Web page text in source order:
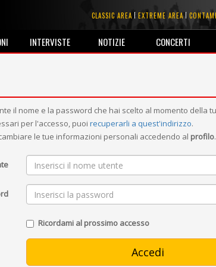
CLASSIC AREA EXTREME AREA
INTERVISTE NOTIZIE CONCERTI
il nome e la password che hai scelto al momento della
per l'accesso, puoi recuperarli a quest'indirizzo.
le tue informazioni personali accedendo al profilo.
Ricordami al prossimo accesso